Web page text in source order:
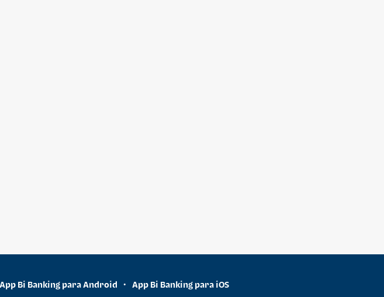
App Bi Banking para Android • App Bi Banking para iOS